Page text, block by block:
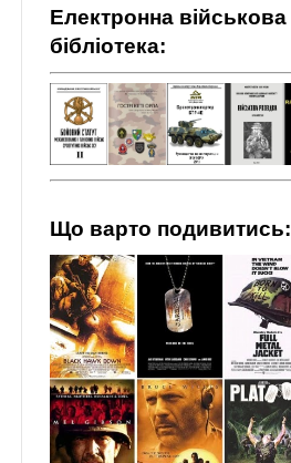
Електронна військова
бібліотека:
Що варто подивитись: